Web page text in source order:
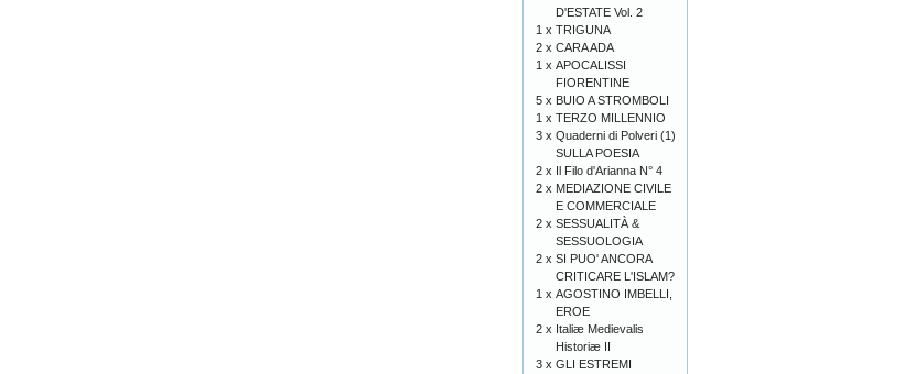
D'ESTATE Vol. 2
1 x TRIGUNA
2 x CARA ADA
1 x APOCALISSI
FIORENTINE
5 x BUIO A STROMBOLI
1 x TERZO MILLENNIO
3 x Quaderni di Polveri (1)
SULLA POESIA
2 x Il Filo d'Arianna N° 4
2 x MEDIAZIONE CIVILE
E COMMERCIALE
2 x SESSUALITÀ &
SESSUOLOGIA
2 x SI PUO' ANCORA
CRITICARE L'ISLAM?
1 x AGOSTINO IMBELLI,
EROE
2 x Italiæ Medievalis
Historiæ II
3 x GLI ESTREMI